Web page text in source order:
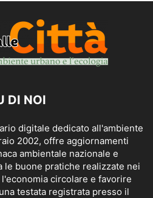
DI NOI
digitale dedicato all'ambiente
2002, offre aggiornamenti
ambientale nazionale e
le buone pratiche realizzate nei
circolare e favorire
testata registrata presso il